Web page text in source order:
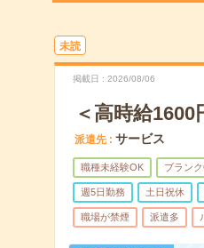
未読
掲載日 2026/08/06
＜高時給
派遣先 サービス
職種未経験OK ブラン
週5日勤務 土日祝休
職場が禁煙 派遣多